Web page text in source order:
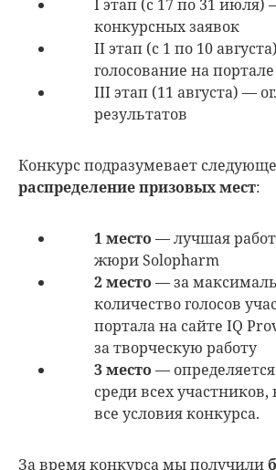
I этап (с 17 по 31
конкурсных заявок
II этап (с 1 по 10
голосование на
III этап (11 августа) —
результатов
Конкурс подразумевает
распределение призовых мест:
1 место — лучшая
жюри Solopharm
2 место — за
количество голосов
портала на сайте IQ
за творческую работу
3 место —
среди всех
все условия конкурса.
За время конкурса мы получили